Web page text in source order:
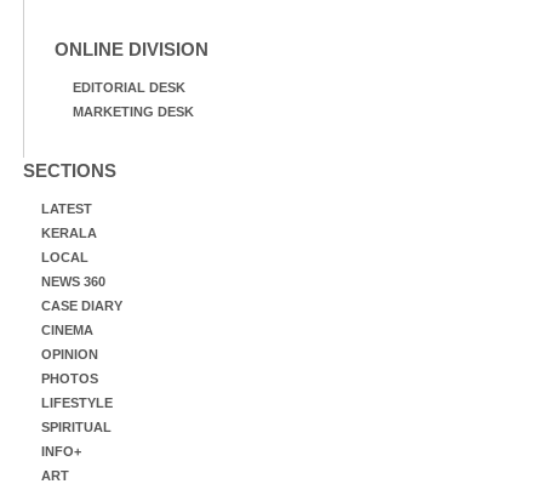
ONLINE DIVISION
EDITORIAL DESK
MARKETING DESK
SECTIONS
LATEST
KERALA
LOCAL
NEWS 360
CASE DIARY
CINEMA
OPINION
PHOTOS
LIFESTYLE
SPIRITUAL
INFO+
ART